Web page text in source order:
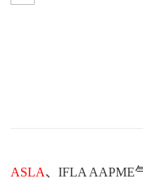
ASLA、IFLA AAPME